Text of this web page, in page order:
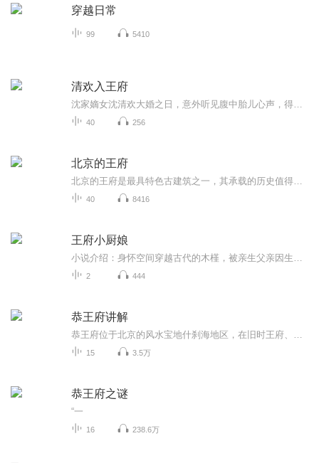
穿越日常
99 5410
清欢入王府
40 256
北京的王府
40 8416
王府小厨娘
2 444
恭王府讲解
15 3.5万
恭王府之谜
“一
16 238.6万